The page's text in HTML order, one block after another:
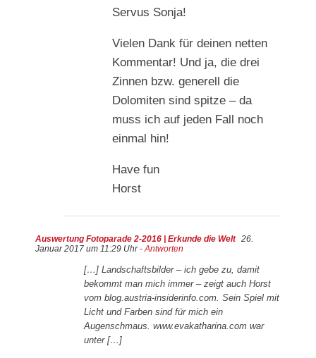
Servus Sonja!
Vielen Dank für deinen netten
Kommentar! Und ja, die drei
Zinnen bzw. generell die
Dolomiten sind spitze – da
muss ich auf jeden Fall noch
einmal hin!
Have fun
Horst
Auswertung Fotoparade 2-2016 | Erkunde die Welt 26.
Januar 2017 um 11:29 Uhr- Antworten
[…] Landschaftsbilder – ich gebe zu, damit
bekommt man mich immer – zeigt auch Horst
vom blog.austria-insiderinfo.com. Sein Spiel mit
Licht und Farben sind für mich ein
Augenschmaus. www.evakatharina.com war
unter […]